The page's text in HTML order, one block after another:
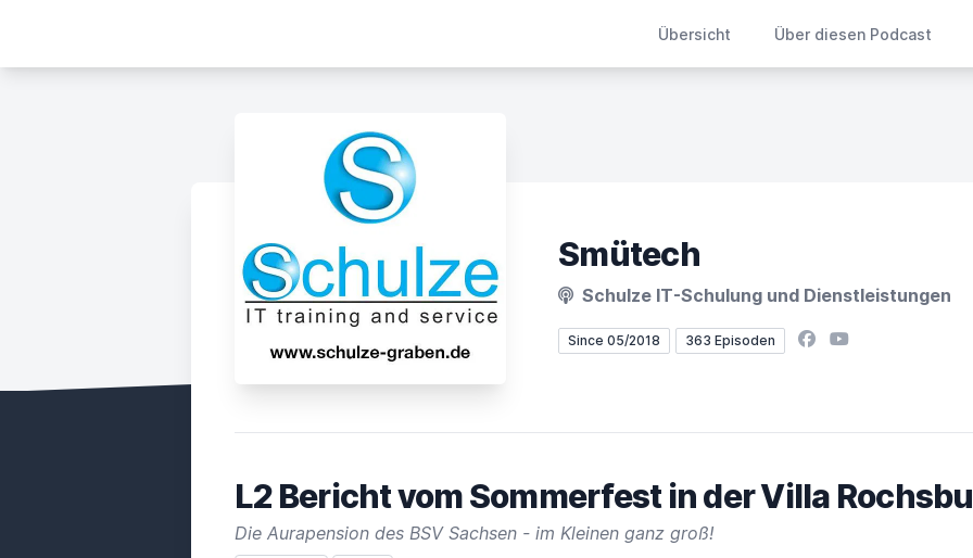
Übersicht Über diesen Podcast
Smütech
Schulze IT-Schulung und Dienstleistungen
Since 05/2018 363 Episoden Facebook
YouTube
L2 Bericht vom Sommerfest in der Villa
Die Aurapension des BSV Sachsen - im Kleinen ganz groß!